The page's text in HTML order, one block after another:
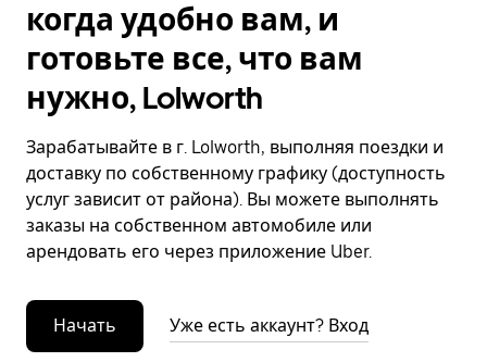
когда удобно вам, и
готовьте все, что вам
нужно, Lolworth
Зарабатывайте в г. Lolworth, выполняя поездки и
доставку по собственному графику (доступность
услуг зависит от района). Вы можете выполнять
заказы на собственном автомобиле или
арендовать его через приложение Uber.
Начать Уже есть аккаунт? Вход